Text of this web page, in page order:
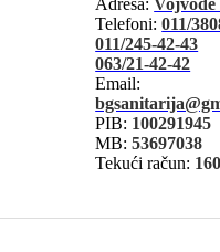
Telefoni:011/
011/245-42-43
063/21-42-42
Email:
PIB: 100291945
MB:53697038
Tekući račun: